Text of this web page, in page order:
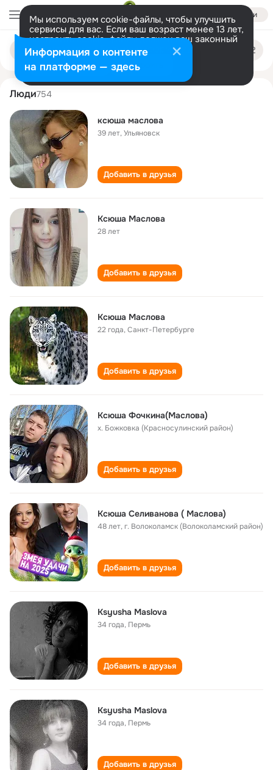
Войти
Мы используем cookie-файлы, чтобы улучшить
сервисы для вас. Если ваш возраст менее 13 лет,
настроить cookie-файлы должен ваш законный
представитель. Больше информации
Разрешить все Настроить
Поиск
людям
ksyusha maslova
Люди754
ксюша маслова
39 лет,Ульяновск
Добавить в друзья
Ксюша Маслова
28 лет
Добавить в друзья
Ксюша Маслова
22 года,Санкт-Петербурге
Добавить в друзья
Ксюша Фочкина(Маслова)
х. Божковка (Красносулинский район)
Добавить в друзья
Ксюша Селиванова ( Маслова)
48 лет,г. Волоколамск (Волоколамский район)
Добавить в друзья
Ksyusha Maslova
34 года, Пермь
Добавить в друзья
Ksyusha Maslova
34 года, Пермь
Добавить в друзья
Информация о контенте
на платформе — здесь